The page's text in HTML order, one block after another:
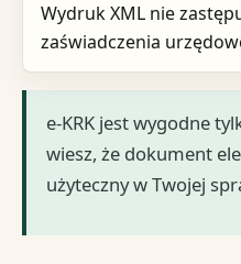
Wydruk XML nie
zaświadczenia
e-KRK jest wygodne
wiesz, że dokument
użyteczny w Twojej